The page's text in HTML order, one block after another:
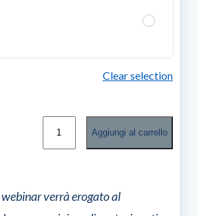
Clear selection
Formazione
per
operatori
terra
Aggiungi al carrello
verrà erogato al